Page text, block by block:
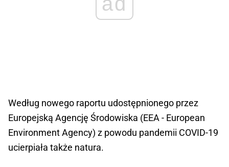
Według nowego raportu udostępnionego przez
Europejską Agencję Środowiska (EEA - European
Environment Agency) z powodu pandemii COVID-19
ucierpiała także natura.